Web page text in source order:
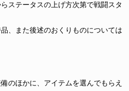
ステータスの上げ方次第で戦闘スタ
、また後述のおくりものについては
のほかに、アイテムを選んでもらえ